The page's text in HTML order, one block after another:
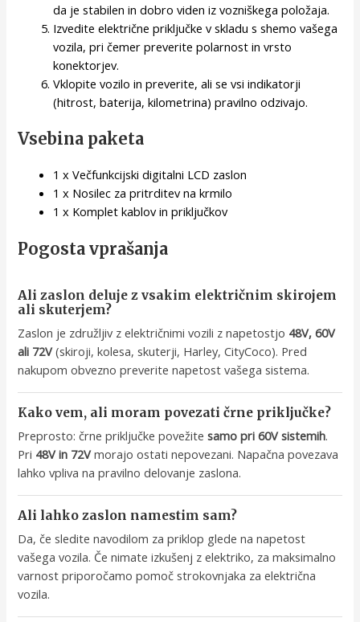
da je stabilen in dobro viden iz vozniškega položaja.
Izvedite električne priključke v skladu s shemo vašega
vozila, pri čemer preverite polarnost in vrsto
konektorjev.
Vklopite vozilo in preverite, ali se vsi indikatorji
(hitrost, baterija, kilometrina) pravilno odzivajo.
Vsebina paketa
1 x Večfunkcijski digitalni LCD zaslon
1 x Nosilec za pritrditev na krmilo
1 x Komplet kablov in priključkov
Pogosta vprašanja
Ali zaslon deluje z vsakim električnim skirojem
ali skuterjem?
Zaslon je združljiv z električnimi vozili z napetostjo 48V, 60V
ali 72V(skiroji, kolesa, skuterji, Harley, CityCoco). Pred
nakupom obvezno preverite napetost vašega sistema.
Kako vem, ali moram povezati črne priključke?
Preprosto: črne priključke povežitesamo pri 60V sistemih.
Pri 48V in 72Vmorajo ostati nepovezani. Napačna povezava
lahko vpliva na pravilno delovanje zaslona.
Ali lahko zaslon namestim sam?
Da, če sledite navodilom za priklop glede na napetost
vašega vozila. Če nimate izkušenj z elektriko, za maksimalno
varnost priporočamo pomoč strokovnjaka za električna
vozila.